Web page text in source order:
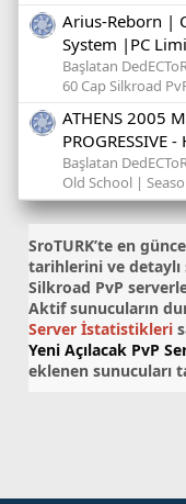
Arius-Reborn |
System |PC
Başlatan DedECToR
60 Cap Silkroad
ATHENS 2005
PROGRESSIVE -
Başlatan
Old School |
SroTURK’te en
tarihlerini ve
Silkroad PvP
Aktif sunucuların
Server İstatistikleri
Yeni Açılacak PvP
eklenen sunucuları